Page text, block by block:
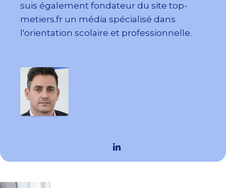
suis également fondateur du site top-
metiers.fr un média spécialisé dans
l'orientation scolaire et professionnelle.